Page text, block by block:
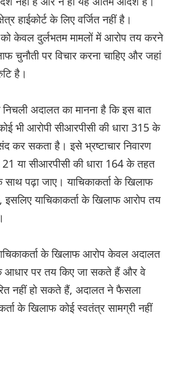
हाईकोर्ट के लिए वर्जित नहीं है।
को केवल दुर्लभतम मामलों में आरोप तय करने
चुनौती पर विचार करना चाहिए और जहां
है।
निचली अदालत का मानना ​​है कि इस बात
भी आरोपी सीआरपीसी की धारा 315 के
कर सकता है। इसे भ्रष्टाचार निवारण
21 या सीआरपीसी की धारा 164 के तहत
साथ पढ़ा जाए। याचिकाकर्ता के खिलाफ
इसलिए याचिकाकर्ता के खिलाफ आरोप तय
के खिलाफ आरोप केवल अदालत
आधार पर तय किए जा सकते हैं और वे
नहीं हो सकते हैं, अदालत ने फैसला
के खिलाफ कोई स्वतंत्र सामग्री नहीं